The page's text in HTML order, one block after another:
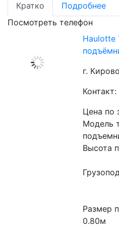
Кратко
Подробнее
Посмотреть телефон
Haulotte
г.
Цена по
Модель
Высота
Размер
0.80м